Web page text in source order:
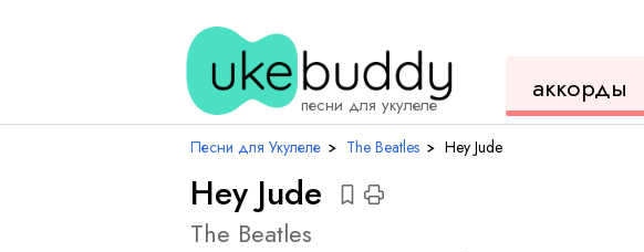
песни для укулеле
аккорды
Песни для Укулеле › The Beatles › Hey Jude
Hey Jude
The Beatles